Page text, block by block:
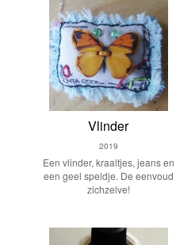
Vlinder
2019
Een vlinder, kraaltjes, jeans en
een geel speldje. De eenvoud
zichzelve!